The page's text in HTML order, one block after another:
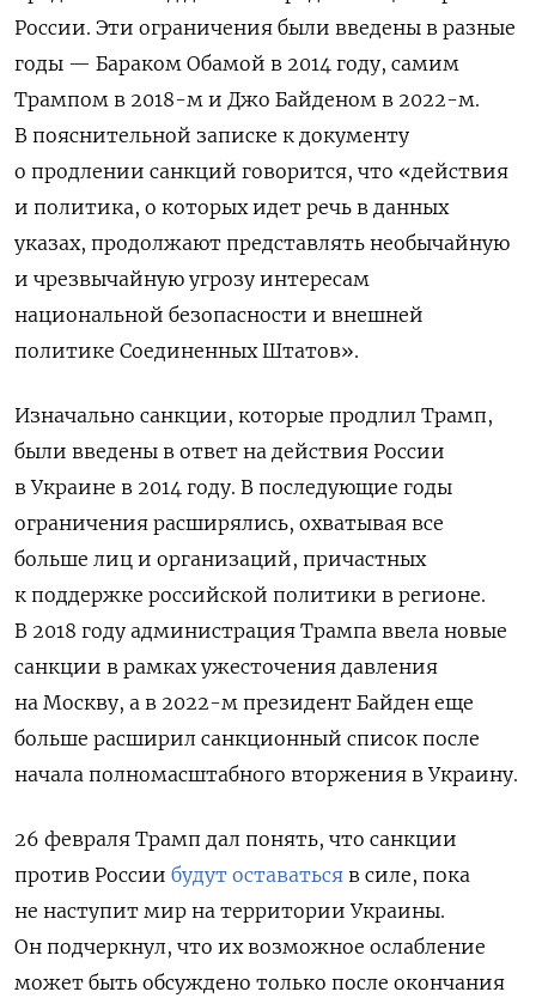
России. Эти ограничения были введены в разные
годы — Бараком Обамой в 2014 году, самим
Трампом в 2018-м и Джо Байденом в 2022-м.
В пояснительной записке к документу
о продлении санкций говорится, что «действия
и политика, о которых идет речь в данных
указах, продолжают представлять необычайную
и чрезвычайную угрозу интересам
национальной безопасности и внешней
политике Соединенных Штатов».
Изначально санкции, которые продлил Трамп,
были введены в ответ на действия России
в Украине в 2014 году. В последующие годы
ограничения расширялись, охватывая все
больше лиц и организаций, причастных
к поддержке российской политики в регионе.
В 2018 году администрация Трампа ввела новые
санкции в рамках ужесточения давления
на Москву, а в 2022-м президент Байден еще
больше расширил санкционный список после
начала полномасштабного вторжения в Украину.
26 февраля Трамп дал понять, что санкции
против России будут оставаться в силе, пока
не наступит мир на территории Украины.
Он подчеркнул, что их возможное ослабление
может быть обсуждено только после окончания